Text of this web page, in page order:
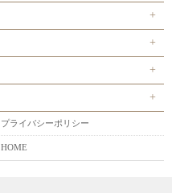
プライバシーポリシー
HOME